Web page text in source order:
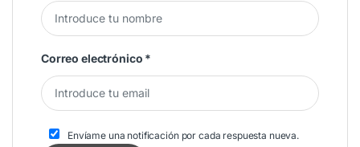
Correo electrónico *
Envíame una notificación por cada respuesta nueva.